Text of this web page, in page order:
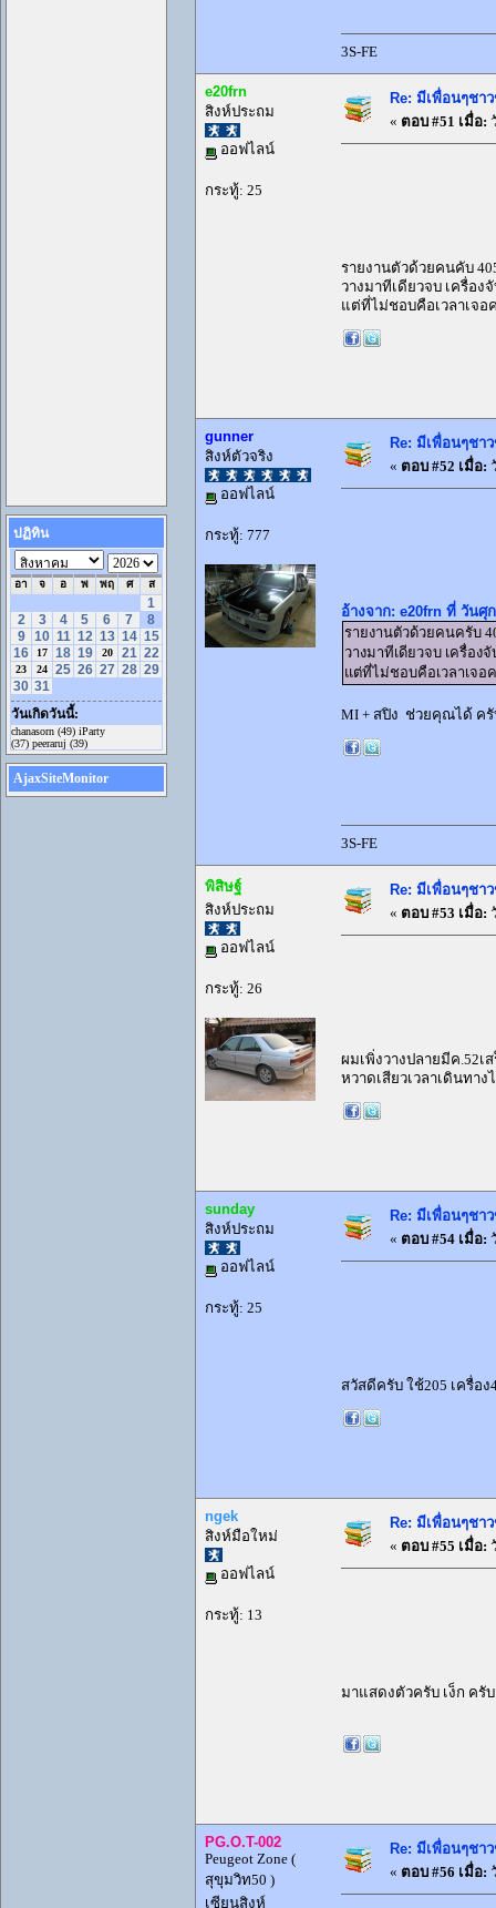
ปฏิทิน
อา จ อ พ พฤ ศ ส
1
2
3 4 5 6 7
8
9
10 11 12 13 14 15
16
17 18 19 20 21 22
23 24 25 26 27 28 29
30 31
วันเกิดวันนี้:
chanasorn (49) iParty
(37) peeraruj (39)
AjaxSiteMonitor
3S-FE
e20frn
สิงห์ประถม
ออฟไลน์
กระทู้: 25
Re: มีเพื่อนๆชา
« ตอบ #51 เมื่อ:
รายงานตัวด้วยคนคับ
วางมาทีเดียวจบ เครื่อง
แต่ที่ไม่ชอบคือเวลาเจอ
gunner
สิงห์ตัวจริง
ออฟไลน์
กระทู้: 777
Re: มีเพื่อนๆชา
« ตอบ #52 เมื่อ:
อ้างจาก: e20frn ที่ วันศุ
รายงานตัวด้วยคนครับ
วางมาทีเดียวจบ เครื่อง
แต่ที่ไม่ชอบคือเวลาเจอ
MI + สปิง ช่วยคุณได้ ค
3S-FE
พิสิษฐ์
สิงห์ประถม
ออฟไลน์
กระทู้: 26
Re: มีเพื่อนๆชา
« ตอบ #53 เมื่อ:
ผมเพิ่งวางปลายมีค.52เ
หวาดเสียวเวลาเดินทา
sunday
สิงห์ประถม
ออฟไลน์
กระทู้: 25
Re: มีเพื่อนๆชา
« ตอบ #54 เมื่อ:
สวัสดีครับ ใช้205 เครื่อ
ngek
สิงห์มือใหม่
ออฟไลน์
กระทู้: 13
Re: มีเพื่อนๆชา
« ตอบ #55 เมื่อ:
มาแสดงตัวครับ เง็ก ครั
PG.O.T-002
Peugeot Zone (
สุขุมวิท50 )
เซียนสิงห์
Re: มีเพื่อนๆชา
« ตอบ #56 เมื่อ: